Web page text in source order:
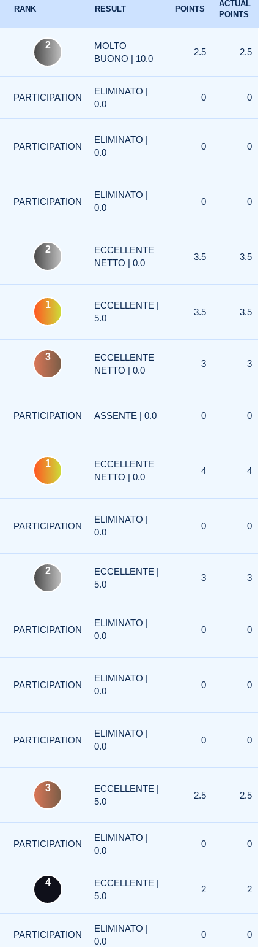
RANK RESULT POINTS
ACTUAL
POINTS
2
MOLTO
BUONO | 10.0
2.5 2.5
PARTICIPATION
ELIMINATO |
0.0
0 0
PARTICIPATION
ELIMINATO |
0.0
0 0
PARTICIPATION
ELIMINATO |
0.0
0 0
2
ECCELLENTE
NETTO | 0.0
3.5 3.5
1
ECCELLENTE |
5.0
3.5 3.5
3
ECCELLENTE
NETTO | 0.0
3 3
PARTICIPATION ASSENTE | 0.0 0 0
1
ECCELLENTE
NETTO | 0.0
4 4
PARTICIPATION
ELIMINATO |
0.0
0 0
2
ECCELLENTE |
5.0
3 3
PARTICIPATION
ELIMINATO |
0.0
0 0
PARTICIPATION
ELIMINATO |
0.0
0 0
PARTICIPATION
ELIMINATO |
0.0
0 0
3
ECCELLENTE |
5.0
2.5 2.5
PARTICIPATION
ELIMINATO |
0.0
0 0
4
ECCELLENTE |
5.0
2 2
PARTICIPATION
ELIMINATO |
0.0
0 0